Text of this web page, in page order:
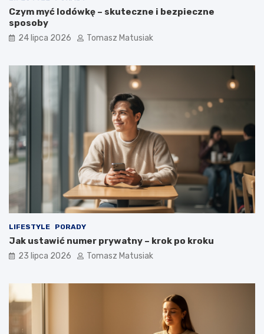
Czym myć lodówkę – skuteczne i bezpieczne
sposoby
24 lipca 2026 Tomasz Matusiak
LIFESTYLE PORADY
Jak ustawić numer prywatny – krok po kroku
23 lipca 2026 Tomasz Matusiak